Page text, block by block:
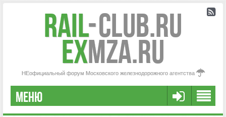
Rail-Club.RU
exMZA.RU
НЕофициальный форум Московского железнодорожного агентства
МЕНЮ